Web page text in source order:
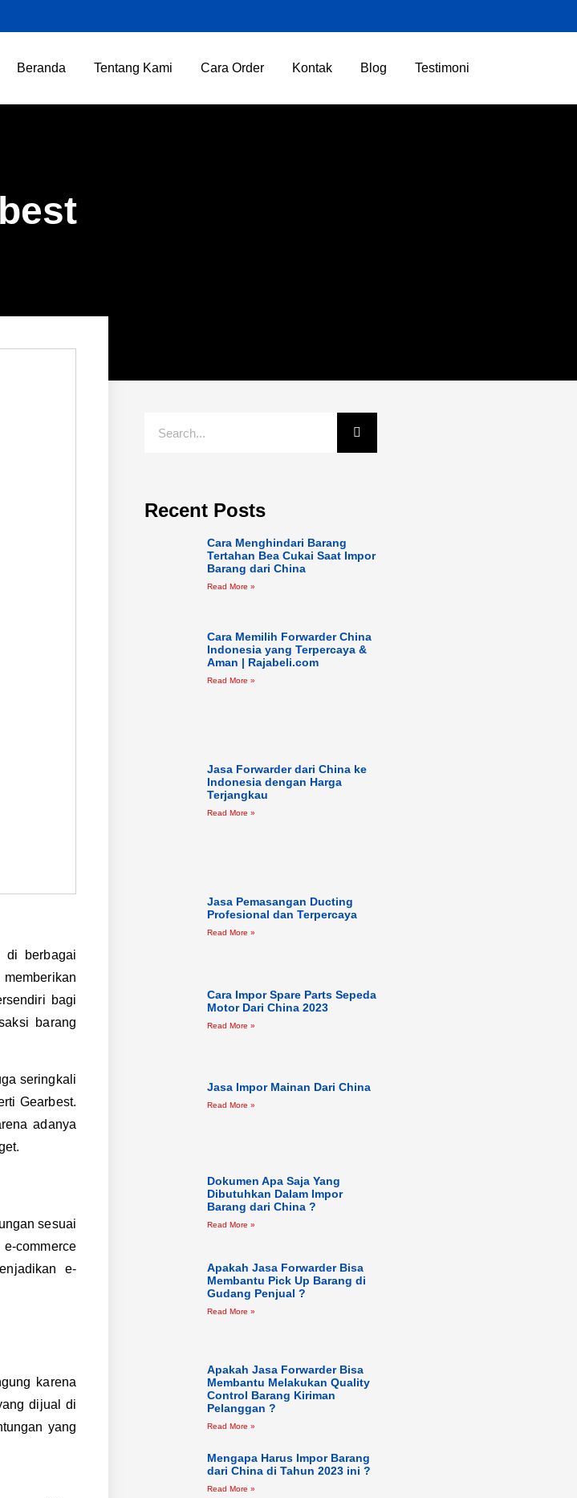
Beranda Tentang Kami Cara Order Kontak Blog Testimoni
di berbagai
bagi
barang
seringkali
Gearbest.
adanya
sesuai
commerce
e-
karena
dijual di
yang
Recent Posts
Cara Menghindari Barang
Tertahan Bea Cukai Saat Impor
Barang dari China
Read More »
Cara Memilih Forwarder China
Indonesia yang Terpercaya &
Aman | Rajabeli.com
Read More »
Jasa Forwarder dari China ke
Indonesia dengan Harga
Terjangkau
Read More »
Jasa Pemasangan Ducting
Profesional dan Terpercaya
Read More »
Cara Impor Spare Parts Sepeda
Motor Dari China 2023
Read More »
Jasa Impor Mainan Dari China
Read More »
Dokumen Apa Saja Yang
Dibutuhkan Dalam Impor
Barang dari China ?
Read More »
Apakah Jasa Forwarder Bisa
Membantu Pick Up Barang di
Gudang Penjual ?
Read More »
Apakah Jasa Forwarder Bisa
Membantu Melakukan Quality
Control Barang Kiriman
Pelanggan ?
Read More »
Mengapa Harus Impor Barang
dari China di Tahun 2023 ini ?
Read More »